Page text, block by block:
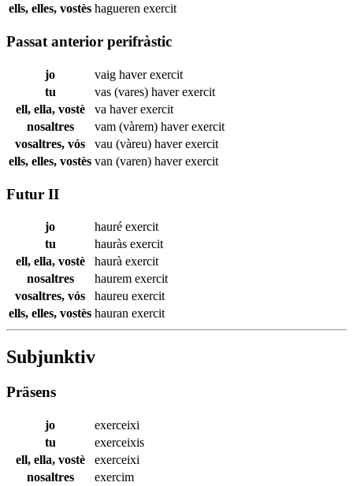
ells, elles, vostès hagueren exercit
Passat anterior perifràstic
jo vaig haverexercit
tu
vas (vares) haverexercit
ell, ella, vostè
va haverexercit
nosaltres
vam (vàrem) haverexercit
vosaltres, vós
vau (vàreu) haverexercit
ells, elles, vostès van (varen) haverexercit
Futur II
jo hauré exercit
tu
hauràs exercit
ell, ella, vostè
haurà exercit
nosaltres
haurem exercit
vosaltres, vós
haureu exercit
ells, elles, vostès hauran exercit
Subjunktiv
Präsens
jo
exerceixi
tu
exerceixis
ell, ella, vostè
exerceixi
nosaltres
exercim